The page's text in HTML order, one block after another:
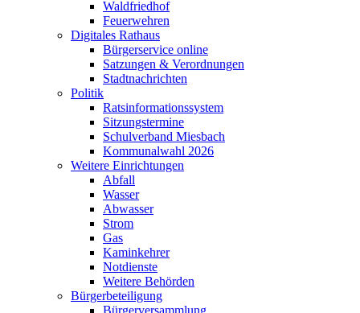
Waldfriedhof
Feuerwehren
Digitales Rathaus
Bürgerservice online
Satzungen & Verordnungen
Stadtnachrichten
Politik
Ratsinformationssystem
Sitzungstermine
Schulverband Miesbach
Kommunalwahl 2026
Weitere Einrichtungen
Abfall
Wasser
Abwasser
Strom
Gas
Kaminkehrer
Notdienste
Weitere Behörden
Bürgerbeteiligung
Bürgerversammlung